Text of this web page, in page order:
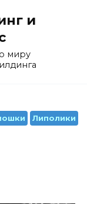
и
миру
Липолики